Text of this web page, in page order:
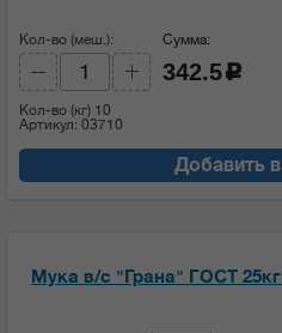
Кол-во (меш.):
Кол-во (кг) 10
Артикул: 03710
Сумма:
342.5 c
Добавить
Мука в/с "Грана" ГОСТ